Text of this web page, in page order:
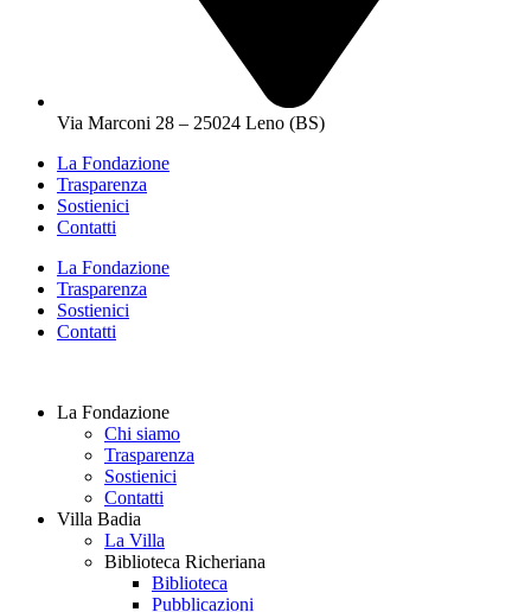
Via Marconi 28 – 25024 Leno (BS)
La Fondazione
Trasparenza
Sostienici
Contatti
La Fondazione
Trasparenza
Sostienici
Contatti
La Fondazione
Chi siamo
Trasparenza
Sostienici
Contatti
Villa Badia
La Villa
Biblioteca Richeriana
Biblioteca
Pubblicazioni